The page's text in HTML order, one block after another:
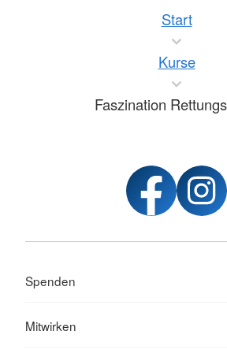
Start
Kurse
Faszination
Spenden
Mitwirken